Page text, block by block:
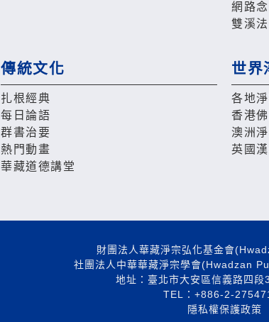
網路
雙溪
傳統文化
扎根經典
每日論語
群書治要
熱門動畫
華藏道德講堂
世界
各地
香港
澳洲
英國
財團法人華藏淨宗弘化基金會
社團法人中華華藏淨宗學會(Hwadzan
地址：臺北市大安區信義路四段
TEL：+886-2-
隱私權保護政策